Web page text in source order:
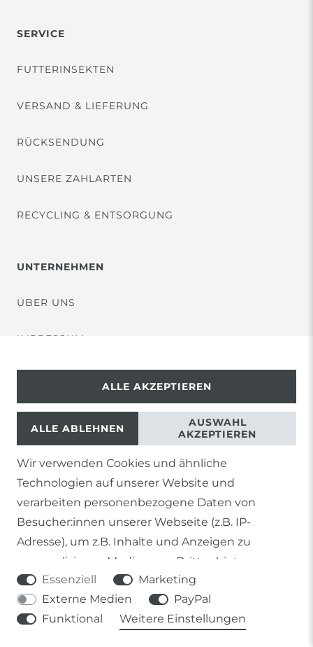
SERVICE
FUTTERINSEKTEN
VERSAND & LIEFERUNG
RÜCKSENDUNG
UNSERE ZAHLARTEN
RECYCLING & ENTSORGUNG
UNTERNEHMEN
ÜBER UNS
IMPRESSUM
BARRIEREFREIHEIT
© Copyright 2026 | Alle Rechte vorbehalten.
1) Gilt nicht für Sendungen mit Futterinsekten,
Wir verwenden Cookies und ähnliche
Technologien auf unserer Website und
verarbeiten personenbezogene Daten von
Besucher:innen unserer Webseite (z.B. IP-
Adresse), um z.B. Inhalte und Anzeigen zu
personalisieren, Medien von Drittanbietern
einzubinden oder Zugriffe auf unsere Website zu
analysieren. Die Datenverarbeitung erfolgt erst
durch gesetzte Cookies. Wir teilen diese Daten
Essenziell
Marketing
Externe Medien
PayPal
Funktional
Weitere Einstellungen
ALLE AKZEPTIEREN
ALLE ABLEHNEN
AUSWAHL
AKZEPTIEREN